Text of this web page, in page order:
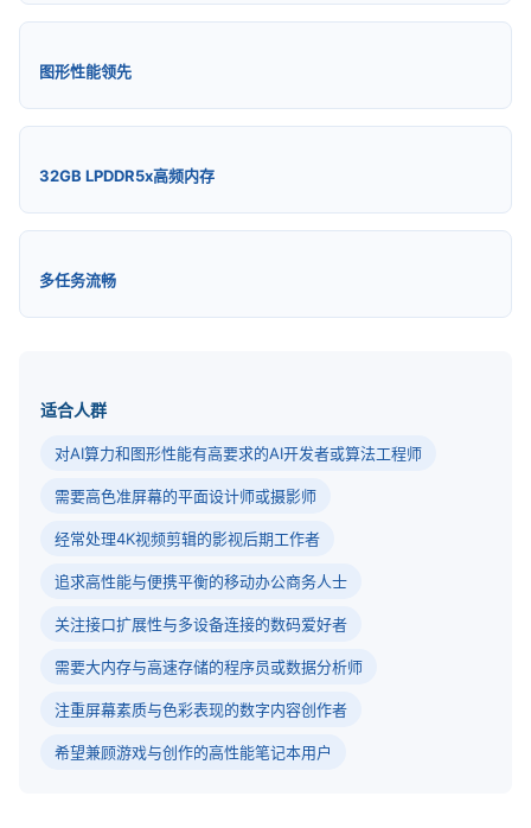
图形性能领先
32GB LPDDR5x高频内存
多任务流畅
适合人群
对AI算力和图形性能有高要求的AI开发者或算法工程师
需要高色准屏幕的平面设计师或摄影师
经常处理4K视频剪辑的影视后期工作者
追求高性能与便携平衡的移动办公商务人士
关注接口扩展性与多设备连接的数码爱好者
需要大内存与高速存储的程序员或数据分析师
注重屏幕素质与色彩表现的数字内容创作者
希望兼顾游戏与创作的高性能笔记本用户